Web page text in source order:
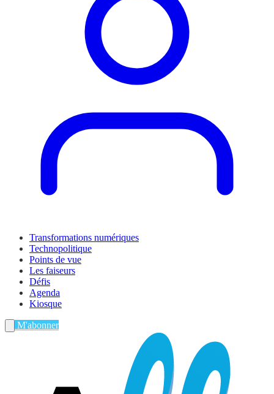
Transformations numériques
Technopolitique
Points de vue
Les faiseurs
Défis
Agenda
Kiosque
M'abonner